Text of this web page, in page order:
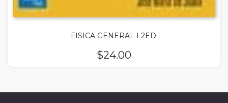
FISICA GENERAL I 2ED.
$24.00